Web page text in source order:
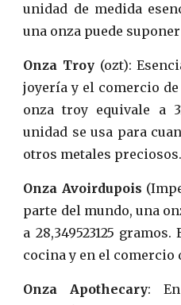
unidad de medida
una onza puede
Onza Troy (ozt):
joyería y el comercio
onza troy equivale a
unidad se usa para
otros metales preciosos.
Onza Avoirdupois
parte del mundo, una
a 28,349523125
cocina y en el comercio
Onza Apothecary: